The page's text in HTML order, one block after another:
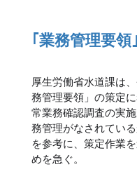
｢業務管理要
厚生労働省水道課は
務管理要領」の策定
常業務確認調査の実
務管理がなされてい
を参考に、策定作業
めを急ぐ。